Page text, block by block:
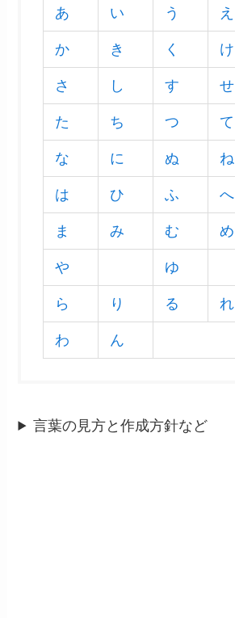
あ い う え
か き く け
さ し す せ
た ち つ て
な に ぬ ね
は ひ ふ へ
ま み む め
や ゆ
ら り る れ
わ ん
言葉の見方と作成方針など